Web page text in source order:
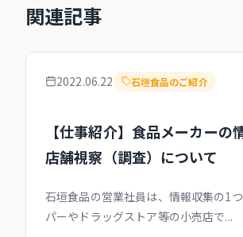
関連記事
2022.06.22 石垣食品のご紹介
【仕事紹介】食品メーカーの
店舗視察（調査）について
石垣食品の営業社員は、情報収集の1
パーやドラッグストア等の小売店で...